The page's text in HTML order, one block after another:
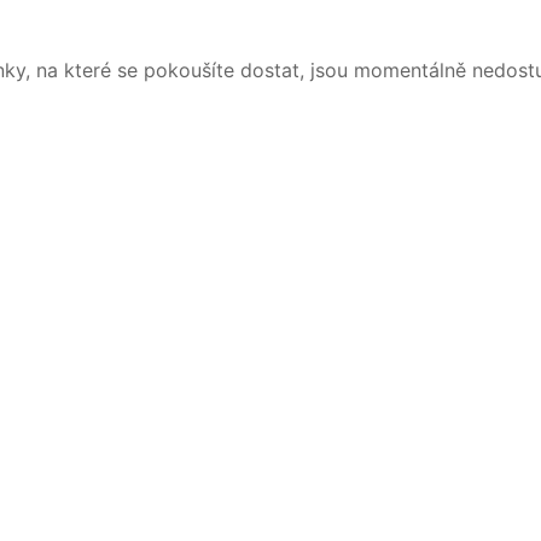
na které se pokoušíte dostat, jsou momentálně